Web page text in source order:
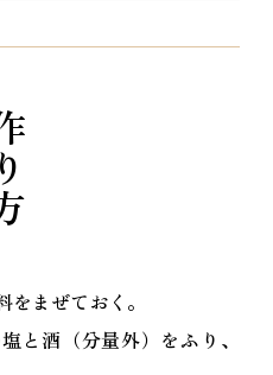
方
まぜておく。
と酒（分量外）をふり、